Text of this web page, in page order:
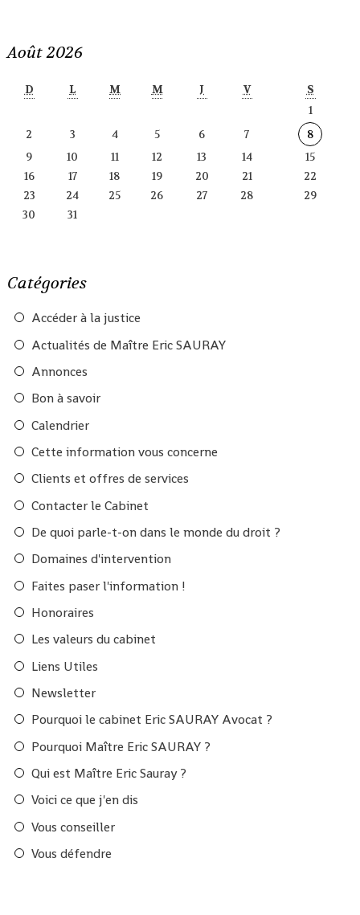
Août 2026
D L M M J V
S
1
2
3 4 5 6 7
8
9
10 11 12 13 14
15
16
17 18 19 20 21
22
23
24 25 26 27 28
29
30
31
Catégories
Accéder à la justice
Actualités de Maître Eric SAURAY
Annonces
Bon à savoir
Calendrier
Cette information vous concerne
Clients et offres de services
Contacter le Cabinet
De quoi parle-t-on dans le monde du droit ?
Domaines d'intervention
Faites paser l'information !
Honoraires
Les valeurs du cabinet
Liens Utiles
Newsletter
Pourquoi le cabinet Eric SAURAY Avocat ?
Pourquoi Maître Eric SAURAY ?
Qui est Maître Eric Sauray ?
Voici ce que j'en dis
Vous conseiller
Vous défendre